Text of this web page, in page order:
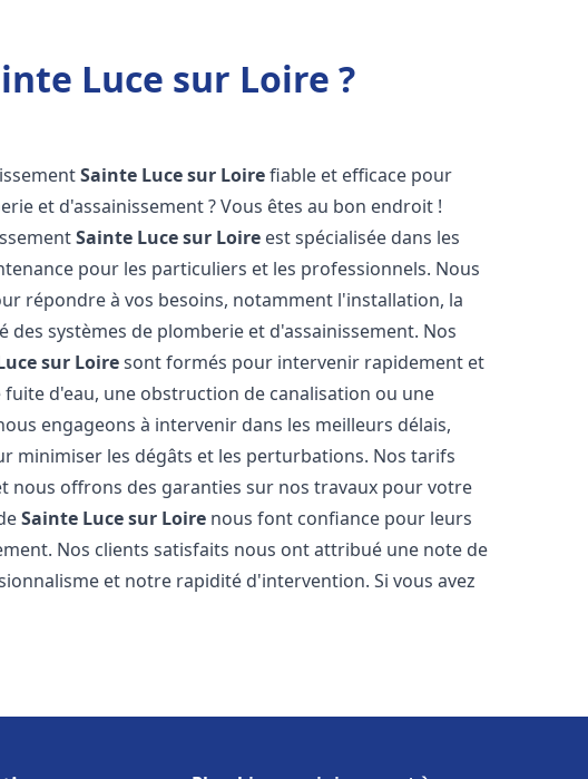
Luce sur Loire ?
Sainte Luce sur Loirefiable et efficace pour
et d'assainissement ? Vous êtes au bon endroit !
Sainte Luce sur Loire est spécialisée dans les
pour les particuliers et les professionnels. Nous
répondre à vos besoins, notamment l'installation, la
systèmes de plomberie et d'assainissement. Nos
sur Loiresont formés pour intervenir rapidement et
d'eau, une obstruction de canalisation ou une
engageons à intervenir dans les meilleurs délais,
minimiser les dégâts et les perturbations. Nos tarifs
nous offrons des garanties sur nos travaux pour votre
Sainte Luce sur Loire nous font confiance pour leurs
Nos clients satisfaits nous ont attribué une note de
et notre rapidité d'intervention. Si vous avez